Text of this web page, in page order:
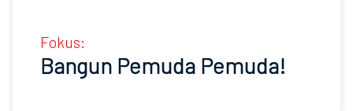
Fokus:
Bangun Pemuda Pemuda!